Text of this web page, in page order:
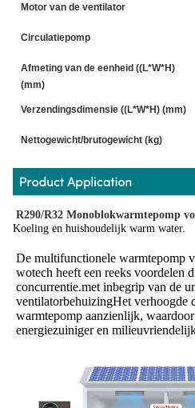
Motor van de ventilator
Circulatiepomp
Afmeting van de eenheid ((L*W*H)
(mm)
Verzendingsdimensie ((L*W*H) (mm)
Nettogewicht/brutogewicht (kg)
R290/R32 Monoblokwarmtepomp
Koeling en huishoudelijk warm water.
De multifunctionele warmtepomp
wotech heeft een reeks voordelen
concurrentie.met inbegrip van de
ventilatorbehuizingHet verhoogde
warmtepomp aanzienlijk,
energiezuiniger en